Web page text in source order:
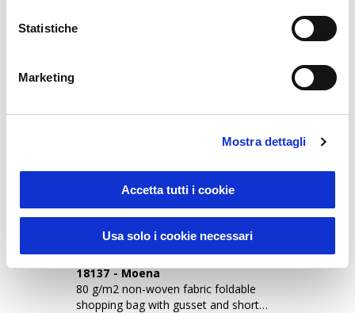
Statistiche
Marketing
Mostra dettagli
Accetta tutti i cookie
Usa solo i cookie necessari
You might also be interested in
18137-Moena
80 g/m2 non-woven fabric foldable
shopping bag with gusset and short